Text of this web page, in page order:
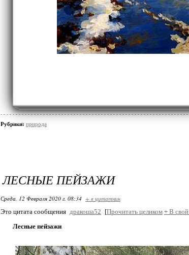
Рубрики: природа
ЛЕСНЫЕ ПЕЙЗАЖИ
Среда, 12 Февраля 2020 г. 08:34 + в цитатник
Это цитата сообщения дракоша52 [Прочитать целиком + В
Лесные пейзажи